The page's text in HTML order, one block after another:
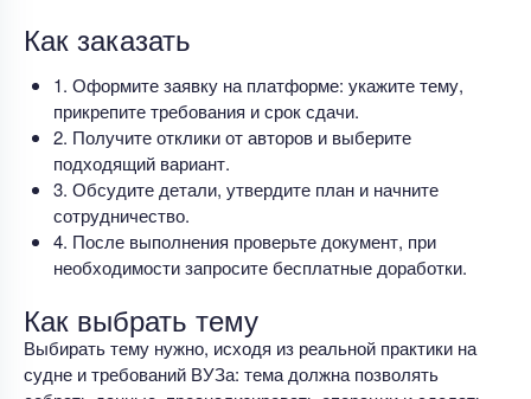
Как заказать
1. Оформите заявку на платформе: укажите тему,
прикрепите требования и срок сдачи.
2. Получите отклики от авторов и выберите
подходящий вариант.
3. Обсудите детали, утвердите план и начните
сотрудничество.
4. После выполнения проверьте документ, при
необходимости запросите бесплатные доработки.
Как выбрать тему
Выбирать тему нужно, исходя из реальной практики на
судне и требований ВУЗа: тема должна позволять